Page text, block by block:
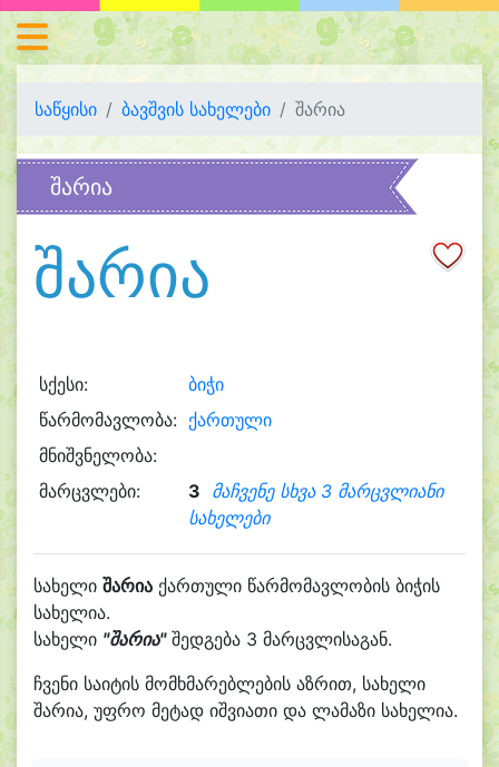
საწყისი ბავშვის სახელები შარია
შარია
შარია
სქესი:
ბიჭი
წარმომავლობა: ქართული
მნიშვნელობა:
მარცვლები:
3 მაჩვენე სხვა 3 მარცვლიანი
სახელები
სახელი შარია ქართული წარმომავლობის ბიჭის
სახელია.
სახელი "შარია"შედგება 3 მარცვლისაგან.
ჩვენი საიტის მომხმარებლების აზრით, სახელი
შარია, უფრო მეტად იშვიათი და ლამაზი სახელია.